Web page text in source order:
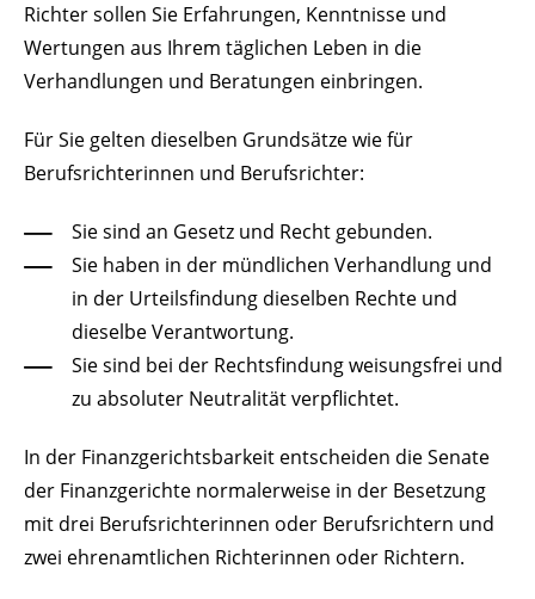
Richter sollen Sie Erfahrungen, Kenntnisse und
Wertungen aus Ihrem täglichen Leben in die
Verhandlungen und Beratungen einbringen.
Für Sie gelten dieselben Grundsätze wie für
Berufsrichterinnen und Berufsrichter:
Sie sind an Gesetz und Recht gebunden.
Sie haben in der mündlichen Verhandlung und
in der Urteilsfindung dieselben Rechte und
dieselbe Verantwortung.
Sie sind bei der Rechtsfindung weisungsfrei und
zu absoluter Neutralität verpflichtet.
In der Finanzgerichtsbarkeit entscheiden die Senate
der Finanzgerichte normalerweise in der Besetzung
mit drei Berufsrichterinnen oder Berufsrichtern und
zwei ehrenamtlichen Richterinnen oder Richtern.